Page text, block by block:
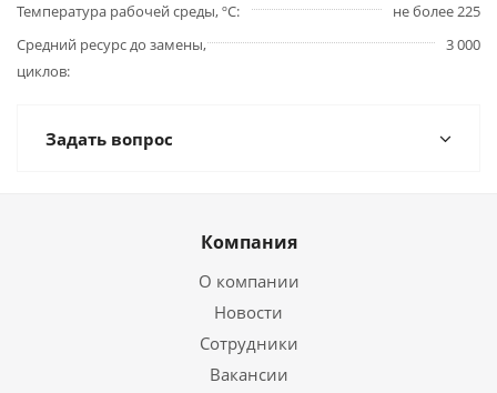
Температура рабочей среды, ºС
не более 225
Средний ресурс до замены,
циклов
3 000
Задать вопрос
Компания
О компании
Новости
Сотрудники
Вакансии